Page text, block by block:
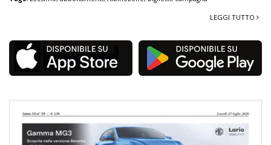
LEGGI TUTTO